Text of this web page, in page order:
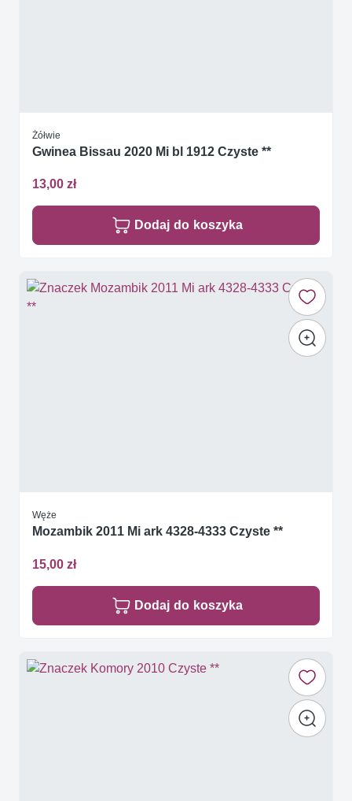
Żółwie
Gwinea Bissau 2020 Mi bl 1912 Czyste **
13,00 zł
Dodaj do koszyka
Węże
Mozambik 2011 Mi ark 4328-4333 Czyste **
15,00 zł
Dodaj do koszyka